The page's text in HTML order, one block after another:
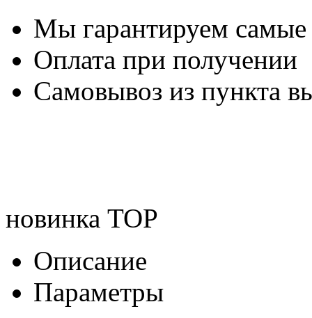
Мы гарантируем
Оплата при получении
Самовывоз из пункта
новинка TOP
Описание
Параметры